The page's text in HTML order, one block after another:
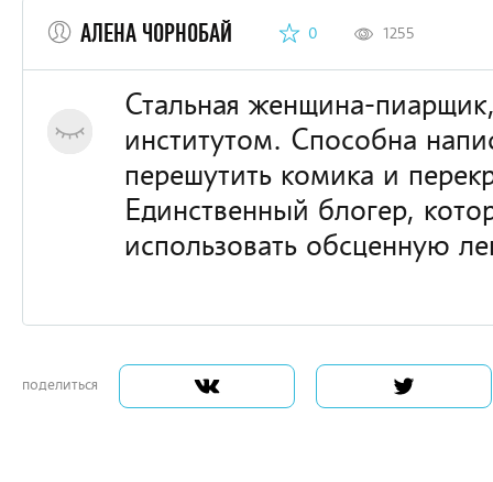
АЛЕНА ЧОРНОБАЙ 0 1255
Стальная женщина-
институтом. Способна
перешутить комика и
Единственный блогер,
использовать обсценную
поделиться